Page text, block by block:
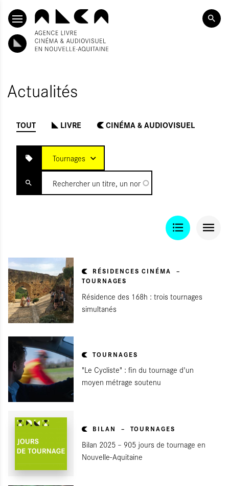
ALLER AU CONTENU PRINCIPAL
Actualités
TOUT LIVRE CINÉMA & AUDIOVISUEL
Tournages
RÉSIDENCES CINÉMA
TOURNAGES
Résidence des 168h : trois tournages
simultanés
TOURNAGES
"Le Cycliste" : fin du tournage d'un
moyen métrage soutenu
BILAN TOURNAGES
Bilan 2025 – 905 jours de tournage en
Nouvelle-Aquitaine